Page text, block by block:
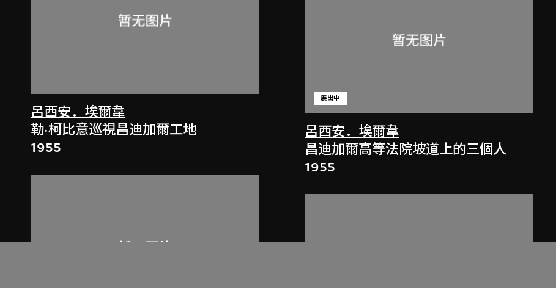
呂西安．埃爾韋
勒·柯比意巡視昌迪加爾工地
1955
呂西安．埃爾韋
展出中
昌迪加爾高等法院坡道上的三個人
1955